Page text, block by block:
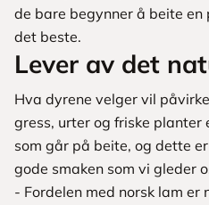
de bare begynner å beite en
det beste.
Lever av det
Hva dyrene velger vil
gress, urter og friske
som går på beite, og dette
gode smaken som vi gleder
- Fordelen med norsk lam